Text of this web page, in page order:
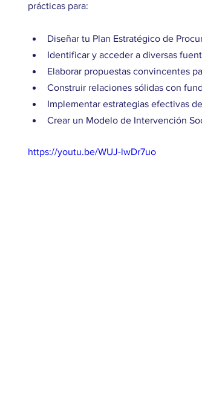
prácticas para:
Diseñar tu Plan Estratégico de
Identificar y acceder a diversas
Elaborar propuestas convincentes
Construir relaciones sólidas con
Implementar estrategias efectivas
Crear un Modelo de Intervención
https://youtu.be/WUJ-lwDr7uo